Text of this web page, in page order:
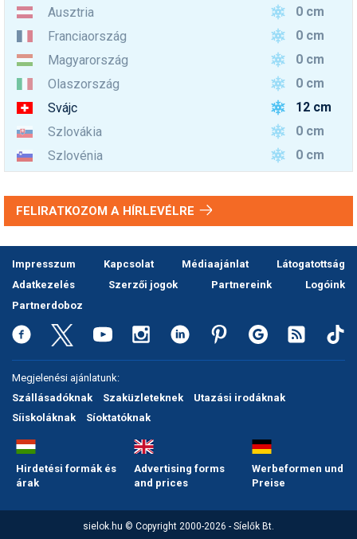
Ausztria
0 cm
Franciaország
0 cm
Magyarország
0 cm
Olaszország
0 cm
Svájc
12 cm
Szlovákia
0 cm
Szlovénia
0 cm
FELIRATKOZOM A HÍRLEVÉLRE
Impresszum Kapcsolat Médiaajánlat
Látogatottság
Adatkezelés
Szerzői jogok Partnereink
Logóink
Partnerdoboz
Megjelenési ajánlatunk:
Szállásadóknak
Szaküzleteknek
Utazási irodáknak
Síiskoláknak
Síoktatóknak
Hirdetési formák és
árak
Advertising forms
and prices
Werbeformen und
Preise
sielok.hu © Copyright 2000-2026 - Síelők Bt.